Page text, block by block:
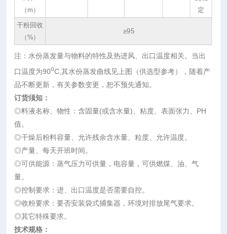
（m）
定
干粉回收
（%）
≥95
注：水份蒸发量与物料的特性及热进风、出口温度相关。当出
口温度为90oC,其水份蒸发曲线见上图（供选型参考），随着产
品不断更新，有关参数变更，恕不预先通知。
订货须知：
◎料液名称、物性：含固量(或含水量)、粘度、表面张力、PH
值。
◎干燥后粉料容量、允许残余含水量、粒度、允许温度。
◎产量、每天开班时间。
◎可供能源：蒸气压力可供量，电容量，可供燃煤、油、气
量。
◎控制要求：进、出口温度是否需要自控。
◎收粉要求：要否安装袋式捕集器，环境对排放尾气要求。
◎其它特殊要求。
技术规格：